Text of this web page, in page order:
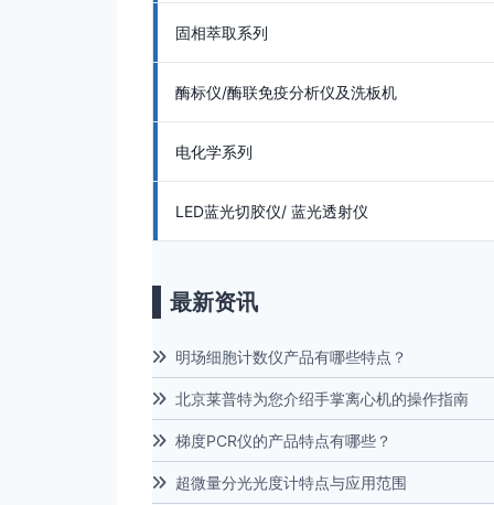
固相萃取系列
酶标仪/酶联免疫分析仪及洗板机
电化学系列
LED蓝光切胶仪/ 蓝光透射仪
最新资讯
明场细胞计数仪产品有哪些特点？
北京莱普特为您介绍手掌离心机的操作指南
梯度PCR仪的产品特点有哪些？
超微量分光光度计特点与应用范围